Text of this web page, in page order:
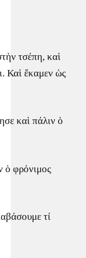
τσέπη, καὶ
Καὶ ἔκαμεν ὡς
καὶ πάλιν ὁ
ὁ φρόνιμος
τί